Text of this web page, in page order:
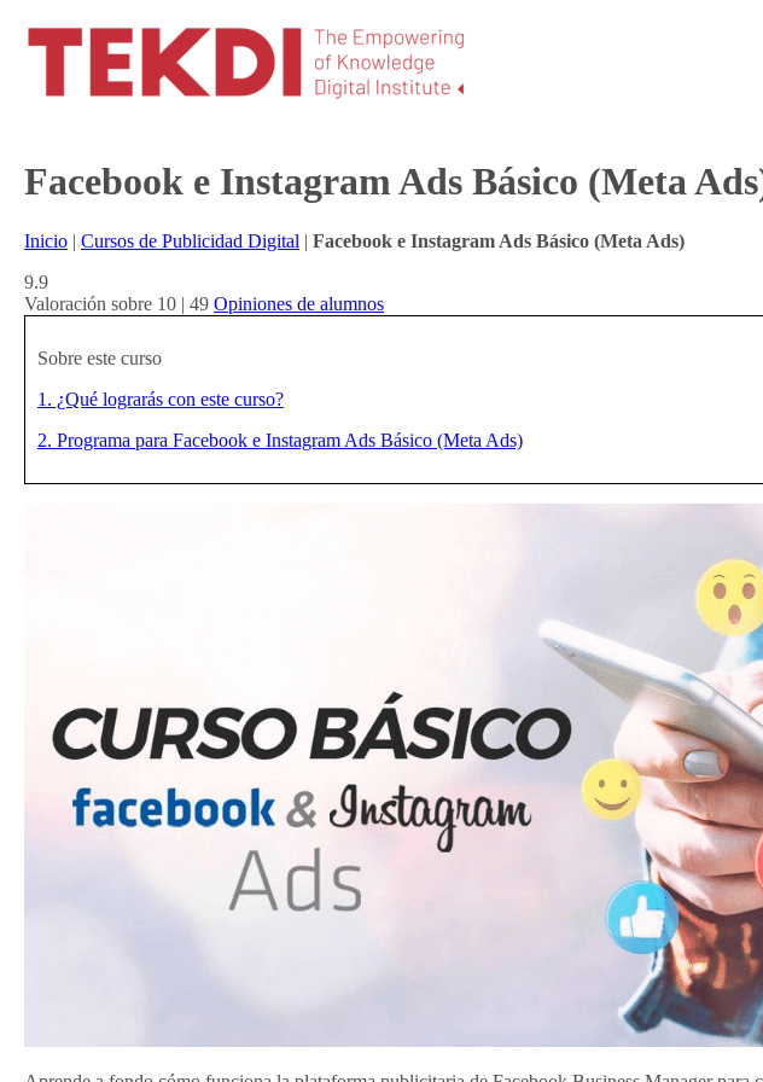
Facebook e Instagram Ads Básico (Meta
Inicio | Cursos de Publicidad Digital | Facebook e Instagram Ads Básico (Meta Ads)
9.9
Valoración sobre 10 | 49 Opiniones de alumnos
Sobre este curso
1. ¿Qué lograrás con este curso?
2. Programa para Facebook e Instagram Ads Básico (Meta Ads)